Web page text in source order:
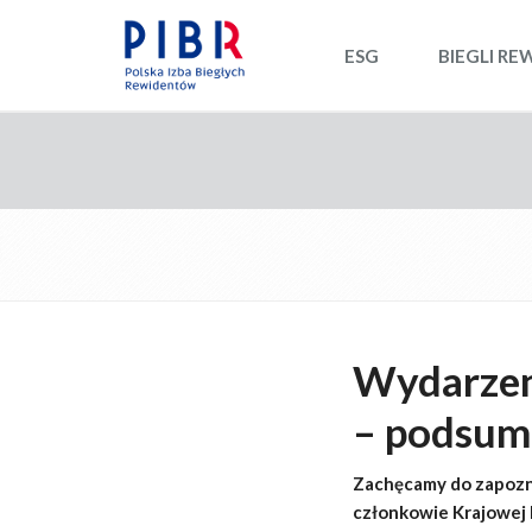
ESG BIEGLI
–
Zachęcamy do
członkowie Krajowej